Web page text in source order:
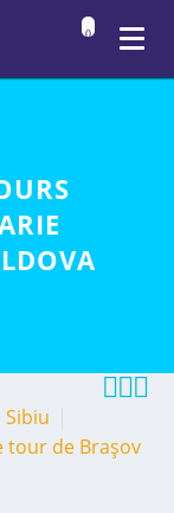

tour de Braşov
0